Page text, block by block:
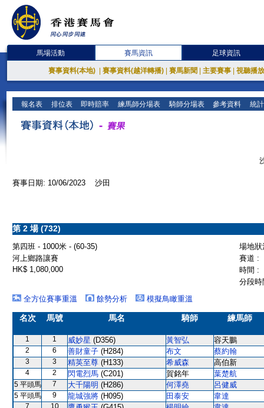
馬場活動 賽馬資訊 足球資訊
賽事資料(本地) 賽事資料(越洋轉播) 賽馬新聞 主要賽事 視聽播
報名表 排位表 即時賠率 練馬師分場表 騎師分場表 參考資料 統
賽事日期: 10/06/2023 沙田
第 2 場 (732)
第四班 - 1000米 - (60-35)
場地
河上鄉路讓賽
賽道 :
HK$ 1,080,000
時間 :
分段
全方位賽事重溫
餘勢分析 模擬鳥瞰重溫
名次 馬號 馬名 騎師 練馬師
1 1 威妙星 (D356) 黃智弘 容天鵬
2 6 善財童子 (H284) 布文 蔡約翰
3 3 精英至尊 (H133) 希威森 高伯新
4 2 閃電烈馬 (C201) 賀銘年 葉楚航
5 平頭馬 7 大千陽明 (H286) 何澤堯 呂健威
5 平頭馬 9 龍城強將 (H095) 田泰安 韋達
7 10